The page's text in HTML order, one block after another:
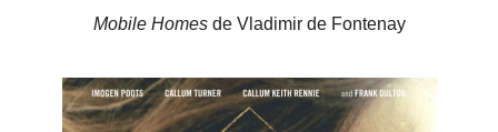
Mobile Homes de Vladimir de Fontenay